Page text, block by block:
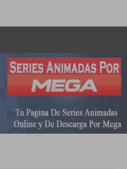
Series
Animadas
–
Por
Mega